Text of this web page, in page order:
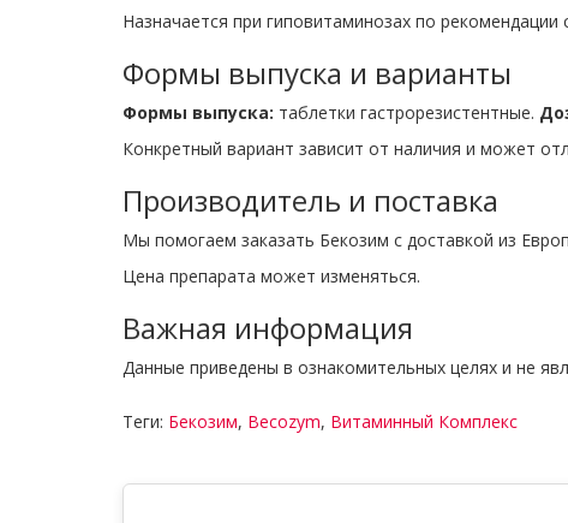
Назначается при гиповитаминозах по рекомендации
Формы выпуска и варианты
Формы выпуска: таблетки гастрорезистентные.
Конкретный вариант зависит от наличия и может
Производитель и поставка
Мы помогаем заказать Бекозим с доставкой из
Цена препарата может изменяться.
Важная информация
Данные приведены в ознакомительных целях и не
Теги: Бекозим, Becozym, Витаминный Комплекс